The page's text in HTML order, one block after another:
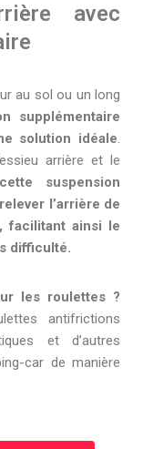
avec
au sol ou un long
supplémentaire
solution idéale.
arrière et le
suspension
l’arrière de
facilitant ainsi le
difficulté.
les roulettes ?
antifrictions
et d’autres
car de manière